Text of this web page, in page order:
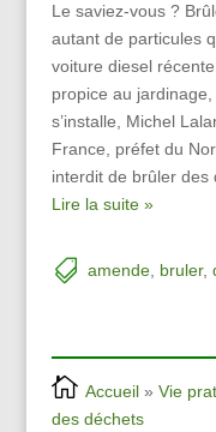
Le saviez-vous ?
autant de particules
voiture diesel
propice au
s’installe, Michel
France, préfet du
interdit de brûler des
Lire la suite »
amende, bruler,
Accueil» Vie
des déchets